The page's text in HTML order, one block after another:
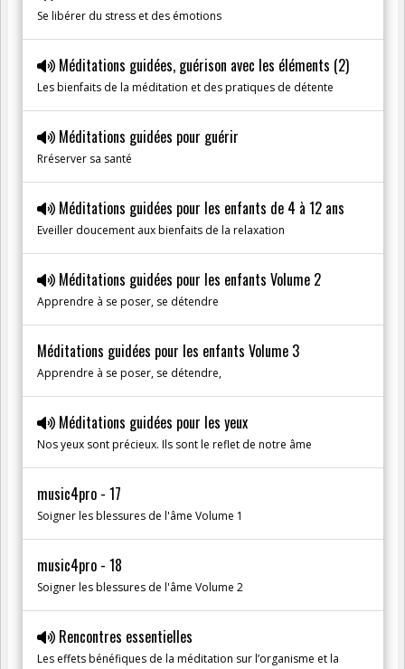
Se libérer du stress et des émotions
Méditations guidées, guérison avec les éléments (2)
Les bienfaits de la méditation et des pratiques de détente
Méditations guidées pour guérir
Rréserver sa santé
Méditations guidées pour les enfants de 4 à 12 ans
Eveiller doucement aux bienfaits de la relaxation
Méditations guidées pour les enfants Volume 2
Apprendre à se poser, se détendre
Méditations guidées pour les enfants Volume 3
Apprendre à se poser, se détendre,
Méditations guidées pour les yeux
Nos yeux sont précieux. Ils sont le reflet de notre âme
music4pro - 17
Soigner les blessures de l'âme Volume 1
music4pro - 18
Soigner les blessures de l'âme Volume 2
Rencontres essentielles
Les effets bénéfiques de la méditation sur l’organisme et la